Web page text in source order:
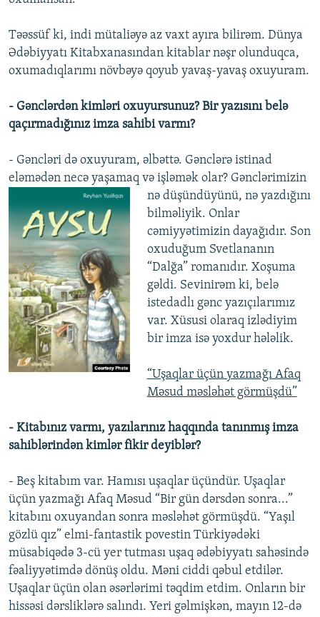
Təəssüf ki, indi mütaliəyə az vaxt ayıra bilirəm. Dünya
Ədəbiyyatı Kitabxanasından kitablar nəşr olunduqca,
oxumadıqlarımı növbəyə qoyub yavaş-yavaş oxuyuram.
- Gənclərdən kimləri oxuyursunuz? Bir yazısını belə
qaçırmadığınız imza sahibi varmı?
- Gəncləri də oxuyuram, əlbəttə. Gənclərə istinad
eləmədən necə yaşamaq və işləmək olar? Gənclərimizin
nə düşündüyünü, nə yazdığını
bilməliyik. Onlar
cəmiyyətimizin dayağıdır. Son
oxuduğum Svetlananın
“Dalğa” romanıdır. Xoşuma
gəldi. Sevinirəm ki, belə
istedadlı gənc yazıçılarımız
var. Xüsusi olaraq izlədiyim
bir imza isə yoxdur hələlik.
“Uşaqlar üçün yazmağı Afaq
Məsud məsləhət görmüşdü”
- Kitabınız varmı, yazılarınız haqqında tanınmış imza
sahiblərindən kimlər fikir deyiblər?
- Beş kitabım var. Hamısı uşaqlar üçündür. Uşaqlar
üçün yazmağı Afaq Məsud “Bir gün dərsdən sonra...”
kitabını oxuyandan sonra məsləhət görmüşdü. “Yaşıl
gözlü qız” elmi-fantastik povestin Türkiyədəki
müsabiqədə 3-cü yer tutması uşaq ədəbiyyatı sahəsində
fəaliyyətimdə dönüş oldu. Məni ciddi qəbul etdilər.
Uşaqlar üçün olan əsərlərimi təqdim etdim. Onların bir
hissəsi dərsliklərə salındı. Yeri gəlmişkən, mayın 12-də